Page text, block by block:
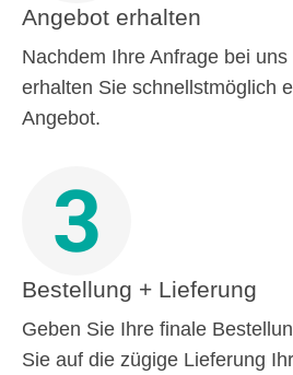
Angebot erhalten
Nachdem Ihre Anfrage bei
erhalten Sie schnellstmöglich
Angebot.
3
Bestellung + Lieferung
Geben Sie Ihre finale
Sie auf die zügige Lieferung